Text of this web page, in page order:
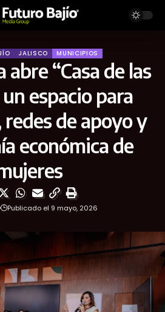
JALISCO MUNICIPIOS
abre “Casa de las
un espacio para
de apoyo y
económica de
Publicado el 9 mayo, 2026